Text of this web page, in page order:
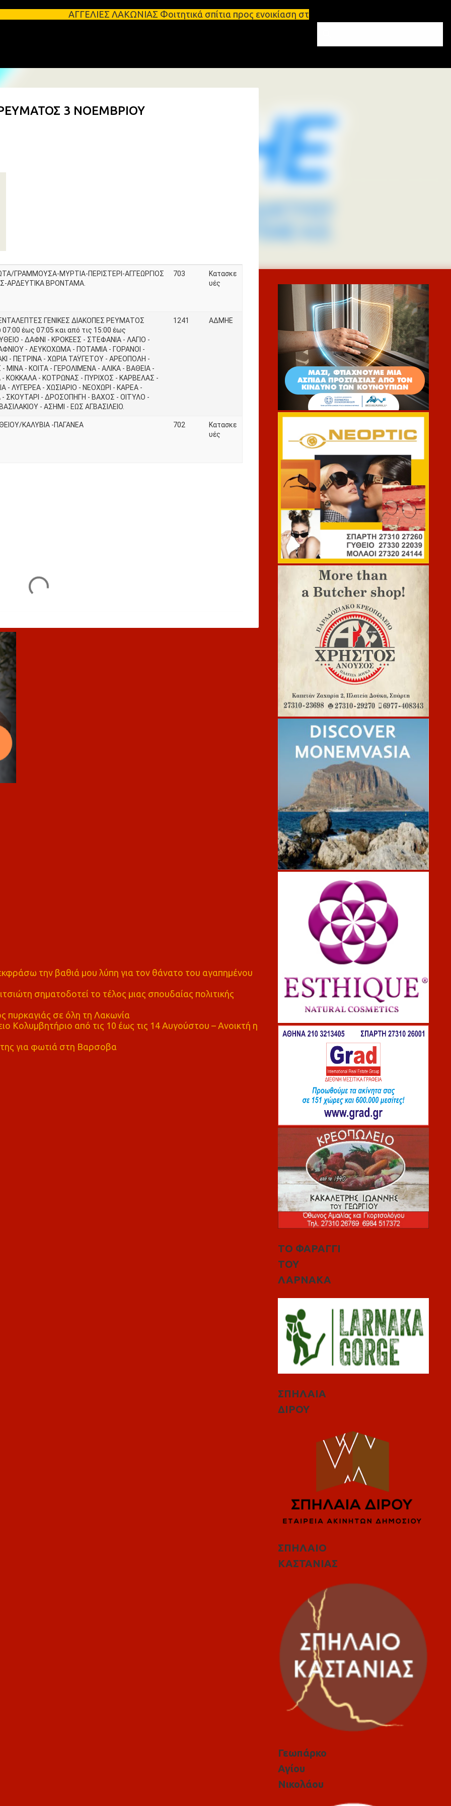
Μετάβαση στο κύριο περιεχόμενο
ΑΓΓΕΛΙΕΣ ΛΑΚΩΝΙΑΣ Φοιτητικά σπίτια προς ενοικίαση στη Σπάρτη Ενοικιάσεις διαμερισμάτων
3 ΝΟΕΜΒΡΙΟΥ
ΓΡΑΜΜΟΥΣΑ-ΜΥΡΤΙΑ-ΠΕΡΙΣΤΕΡΙ-ΑΓ.ΓΕΩΡΓΙΟΣ
ΑΡΔΕΥΤΙΚΑ ΒΡΟΝΤΑΜΑ.
703
Κατασκε
υές
ΓΕΝΙΚΕΣ ΔΙΑΚΟΠΕΣ ΡΕΥΜΑΤΟΣ
07:00 έως 07:05 και από τις 15:00 έως
- ΔΑΦΝΙ - ΚΡΟΚΕΕΣ - ΣΤΕΦΑΝΙΑ - ΛΑΓΙΟ -
- ΛΕΥΚΟΧΩΜΑ - ΠΟΤΑΜΙΑ - ΓΟΡΑΝΟΙ -
- ΠΕΤΡΙΝΑ - ΧΩΡΙΑ ΤΑΫΓΕΤΟΥ - ΑΡΕΟΠΟΛΗ -
ΜΙΝΑ - ΚΟΙΤΑ - ΓΕΡΟΛΙΜΕΝΑ - ΑΛΙΚΑ - ΒΑΘΕΙΑ -
- ΚΟΚΚΑΛΑ - ΚΟΤΡΩΝΑΣ - ΠΥΡΙΧΟΣ - ΚΑΡΒΕΛΑΣ -
- ΛΥΓΕΡΕΑ - ΧΩΣΙΑΡΙΟ - ΝΕΟΧΩΡΙ - ΚΑΡΕΑ -
- ΣΚΟΥΤΑΡΙ - ΔΡΟΣΟΠΗΓΗ - ΒΑΧΟΣ - ΟΙΤΥΛΟ -
- ΑΣΗΜΙ - ΕΩΣ ΑΓ.ΒΑΣΙΛΕΙΟ.
1241 ΑΔΜΗΕ
ΚΑΛΥΒΙΑ -ΠΑΓΑΝΕΑ 702
Κατασκε
υές
την βαθιά μου λύπη για τον θάνατο του αγαπημένου
σηματοδοτεί το τέλος μιας σπουδαίας πολιτικής
πυρκαγιάς σε όλη τη Λακωνία
Κολυμβητήριο από τις 10 έως τις 14 Αυγούστου – Ανοικτή η
για φωτιά στη Βαρσοβα
ΤΟ ΦΑΡΑΓΓΙ
ΤΟΥ
ΛΑΡΝΑΚΑ
ΣΠΗΛΑΙΑ
ΔΙΡΟΥ
ΣΠΗΛΑΙΟ
ΚΑΣΤΑΝΙΑΣ
Γεωπάρκο
Αγίου
Νικολάου